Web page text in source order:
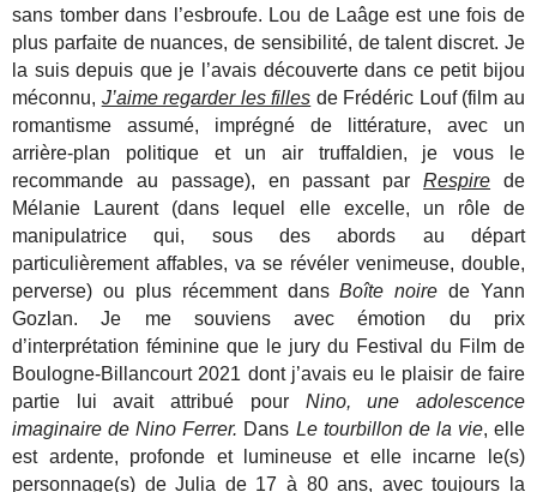
sans tomber dans l’esbroufe. Lou de Laâge est une fois de
plus parfaite de nuances, de sensibilité, de talent discret. Je
la suis depuis que je l’avais découverte dans ce petit bijou
méconnu, J’aime regarder les filles de Frédéric Louf (film au
romantisme assumé, imprégné de littérature, avec un
arrière-plan politique et un air truffaldien, je vous le
recommande au passage), en passant parRespire de
Mélanie Laurent (dans lequel elle excelle, un rôle de
manipulatrice qui, sous des abords au départ
particulièrement affables, va se révéler venimeuse, double,
perverse) ou plus récemment dansBoîte noire de Yann
Gozlan. Je me souviens avec émotion du prix
d’interprétation féminine que le jury du Festival du Film de
Boulogne-Billancourt 2021 dont j’avais eu le plaisir de faire
partie lui avait attribué pour Nino, une adolescence
imaginaire de Nino Ferrer. Dans Le tourbillon de la vie, elle
est ardente, profonde et lumineuse et elle incarne le(s)
personnage(s) de Julia de 17 à 80 ans, avec toujours la